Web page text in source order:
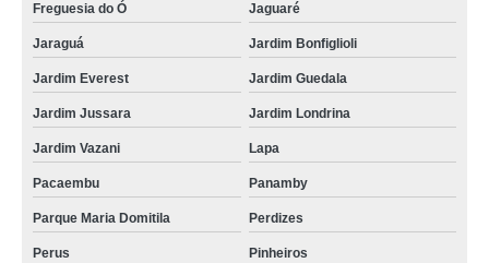
Freguesia do Ó Jaguaré
Jaraguá Jardim Bonfiglioli
Jardim Everest Jardim Guedala
Jardim Jussara Jardim Londrina
Jardim Vazani Lapa
Pacaembu Panamby
Parque Maria Domitila Perdizes
Perus Pinheiros